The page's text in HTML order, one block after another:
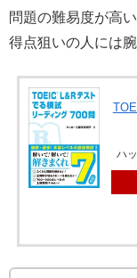
問題の難易度が高
得点狙いの人には
ハ